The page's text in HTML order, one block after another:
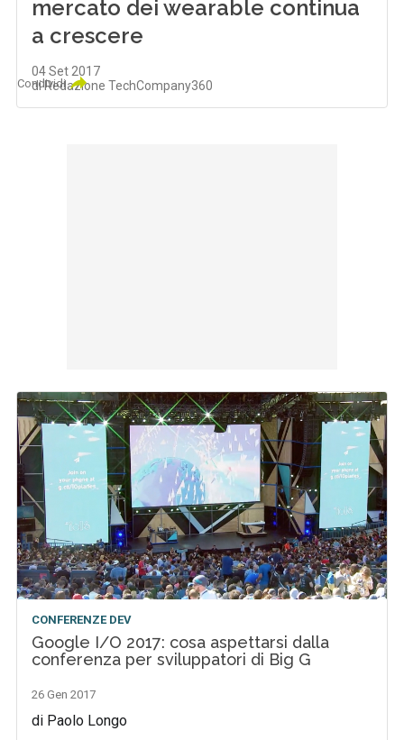
mercato dei wearable continua
a crescere
04 Set 2017
di Redazione TechCompany360
Condividi
CONFERENZE DEV
Google I/O 2017: cosa aspettarsi dalla
conferenza per sviluppatori di Big G
26 Gen 2017
di Paolo Longo